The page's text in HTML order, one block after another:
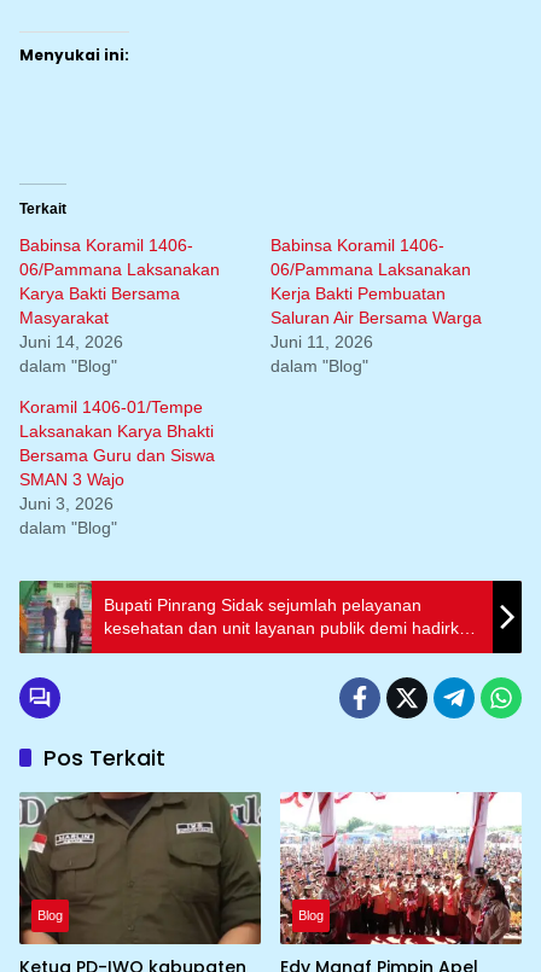
Menyukai ini:
Terkait
Babinsa Koramil 1406-
06/Pammana Laksanakan
Karya Bakti Bersama
Masyarakat
Juni 14, 2026
dalam "Blog"
Babinsa Koramil 1406-
06/Pammana Laksanakan
Kerja Bakti Pembuatan
Saluran Air Bersama Warga
Juni 11, 2026
dalam "Blog"
Koramil 1406-01/Tempe
Laksanakan Karya Bhakti
Bersama Guru dan Siswa
SMAN 3 Wajo
Juni 3, 2026
dalam "Blog"
Bupati Pinrang Sidak sejumlah pelayanan
kesehatan dan unit layanan publik demi hadirkan
pelayanan publik yang berpihak kemasyarakat
Pos Terkait
Blog
Ketua PD-IWO kabupaten
Blog
Edy Manaf Pimpin Apel